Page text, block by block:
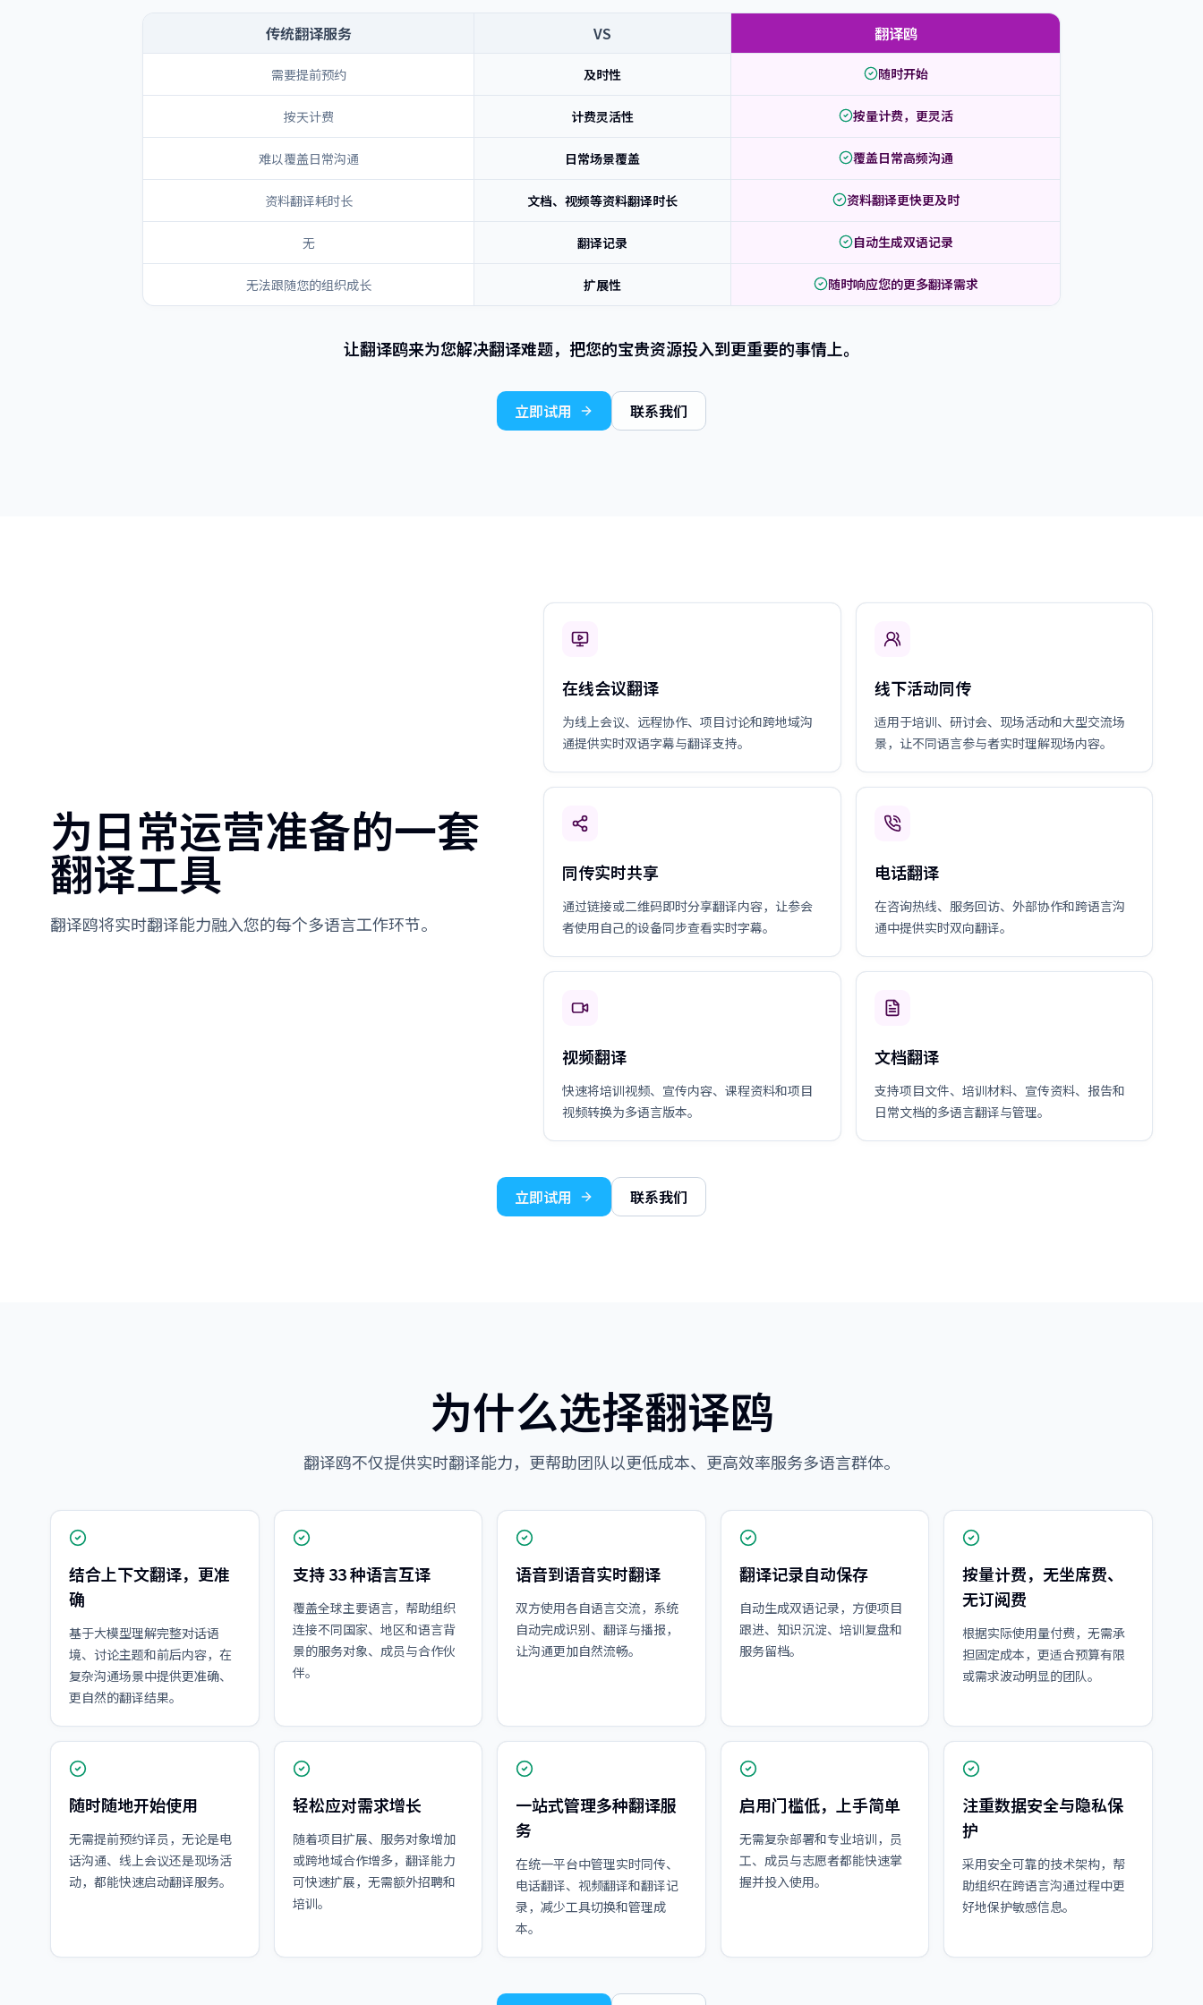
传统翻译服务 VS 翻译鸥
需要提前预约 及时性 随时开始
按天计费 计费灵活性 按量计费，更灵活
难以覆盖日常沟通 日常场景覆盖 覆盖日常高频沟通
资料翻译耗时长 文档、视频等资料翻译时长 资料翻译更快更及时
无 翻译记录 自动生成双语记录
无法跟随您的组织成长 扩展性 随时响应您的更多翻译需求
让翻译鸥来为您解决翻译难题，把您的宝贵资源投入到更重要的事情上。
立即试用 联系我们
为日常运营准备的一套
翻译工具
翻译鸥将实时翻译能力融入您的每个多语言工作环节。
在线会议翻译
为线上会议、远程协作、项目讨论和跨地域沟
通提供实时双语字幕与翻译支持。
线下活动同传
适用于培训、研讨会、现场活动和大型交流场
景，让不同语言参与者实时理解现场内容。
同传实时共享
通过链接或二维码即时分享翻译内容，让参会
者使用自己的设备同步查看实时字幕。
电话翻译
在咨询热线、服务回访、外部协作和跨语言沟
通中提供实时双向翻译。
视频翻译
快速将培训视频、宣传内容、课程资料和项目
视频转换为多语言版本。
文档翻译
支持项目文件、培训材料、宣传资料、报告和
日常文档的多语言翻译与管理。
立即试用 联系我们
为什么选择翻译鸥
翻译鸥不仅提供实时翻译能力，更帮助团队以更低成本、更高效率服务多语言群体。
结合上下文翻译，更准
确
基于大模型理解完整对话语
境、讨论主题和前后内容，在
复杂沟通场景中提供更准确、
更自然的翻译结果。
支持 33 种语言互译
覆盖全球主要语言，帮助组织
连接不同国家、地区和语言背
景的服务对象、成员与合作伙
伴。
语音到语音实时翻译
双方使用各自语言交流，系统
自动完成识别、翻译与播报，
让沟通更加自然流畅。
翻译记录自动保存
自动生成双语记录，方便项目
跟进、知识沉淀、培训复盘和
服务留档。
按量计费，无坐席费、
无订阅费
根据实际使用量付费，无需承
担固定成本，更适合预算有限
或需求波动明显的团队。
随时随地开始使用
无需提前预约译员，无论是电
话沟通、线上会议还是现场活
动，都能快速启动翻译服务。
轻松应对需求增长
随着项目扩展、服务对象增加
或跨地域合作增多，翻译能力
可快速扩展，无需额外招聘和
培训。
一站式管理多种翻译服
务
在统一平台中管理实时同传、
电话翻译、视频翻译和翻译记
录，减少工具切换和管理成
本。
启用门槛低，上手简单
无需复杂部署和专业培训，员
工、成员与志愿者都能快速掌
握并投入使用。
注重数据安全与隐私保
护
采用安全可靠的技术架构，帮
助组织在跨语言沟通过程中更
好地保护敏感信息。